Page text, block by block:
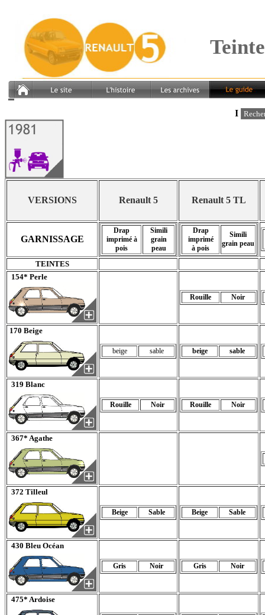
I
VERSIONS Renault 5 Renault 5 TL
GARNISSAGE
Drap
imprimé à
pois
Simili
grain
peau
Drap
imprimé
à pois
Simili
grain peau
TEINTES
154* Perle
Rouille Noir
170 Beige
beige sable beige sable
319 Blanc
Rouille Noir Rouille Noir
367* Agathe
372 Tilleul
Beige Sable Beige Sable
430 Bleu Océan
Gris Noir Gris Noir
475* Ardoise